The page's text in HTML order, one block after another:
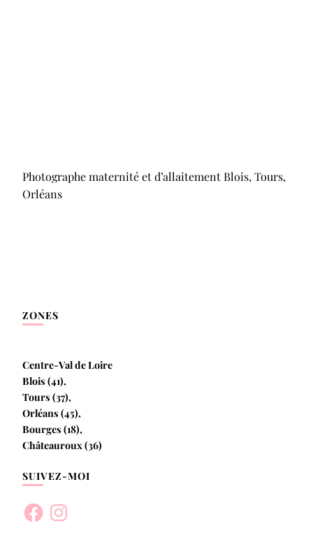
Photographe maternité et d’allaitement Blois, Tours,
Orléans
ZONES
Centre-Val de Loire
Blois (41),
Tours (37),
Orléans (45),
Bourges (18),
Châteauroux (36)
SUIVEZ-MOI
FacebookInstagram